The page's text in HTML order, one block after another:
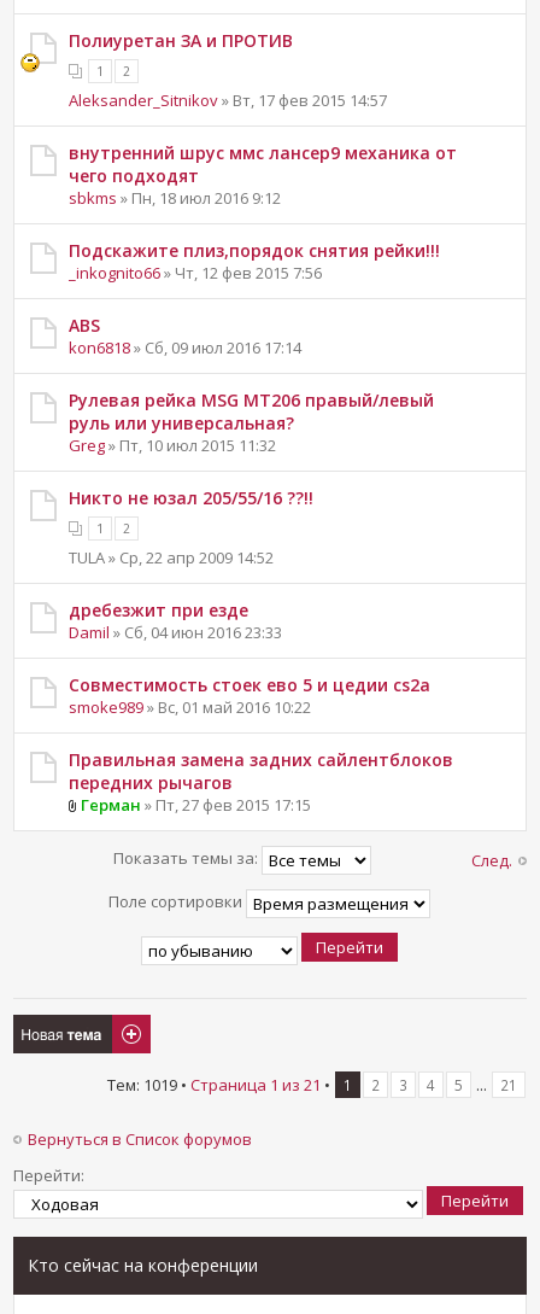
Полиуретан ЗА и ПРОТИВ
1 2
Aleksander_Sitnikov» Вт, 17 фев 2015 14:57
внутренний шрус ммс лансер9 механика от
чего подходят
sbkms » Пн, 18 июл 2016 9:12
Подскажите плиз,порядок снятия рейки!!!
_inkognito66» Чт, 12 фев 2015 7:56
ABS
kon6818» Сб, 09 июл 2016 17:14
Рулевая рейка MSG MT206 правый/левый
руль или универсальная?
Greg» Пт, 10 июл 2015 11:32
Никто не юзал 205/55/16 ??!!
1 2
TULA » Ср, 22 апр 2009 14:52
дребезжит при езде
Damil » Сб, 04 июн 2016 23:33
Совместимость стоек ево 5 и цедии cs2a
smoke989» Вс, 01 май 2016 10:22
Правильная замена задних сайлентблоков
передних рычагов
Герман » Пт, 27 фев 2015 17:15
След.
Показать темы за:
Поле сортировки
Новая тема
Тем: 1019 • Страница 1 из 21 • 1 2 3 4 5 ... 21
Вернуться в Список форумов
Перейти:
Кто сейчас на конференции